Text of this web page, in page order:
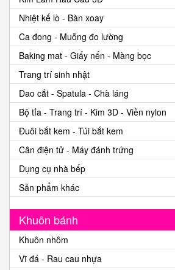
Nhiệt kế lò - Bàn xoay
Ca đong - Muỗng đo lường
Baking mat - Giấy nến - Màng bọc
Trang trí sinh nhật
Dao cắt - Spatula - Chà láng
Bộ tỉa - Trang trí - Kim 3D - Viền nylon
Đuôi bắt kem - Túi bắt kem
Cân điện tử - Máy đánh trứng
Dụng cụ nhà bếp
Sản phẩm khác
Khuôn bánh
Khuôn nhôm
Vĩ đá - Rau cau nhựa